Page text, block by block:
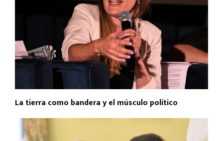
La tierra como bandera y el músculo político